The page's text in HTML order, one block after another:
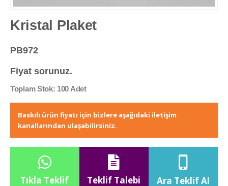
Kristal Plaket
PB972
Fiyat sorunuz.
Toplam Stok: 100 Adet
Baskılı ürün fiyatı için bizlere aşağıdaki iletişim
kanallarından ulaşabilirsiniz.
Tıkla Teklif
Teklif Talebi Ara Teklif Al